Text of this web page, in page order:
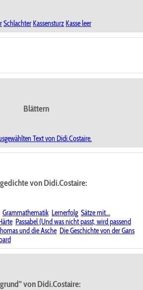
Schlachter Kassensturz Kasse leer
Blättern
Text von Didi.Costaire.
von Didi.Costaire:
Grammathematik Lernerfolg Sätze mit...
Passabel (Und was nicht passt, wird passend
und die Asche Die Geschichte von der Gans
von Didi.Costaire: